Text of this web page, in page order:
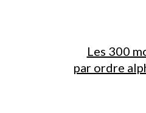
Les 300
par ordre